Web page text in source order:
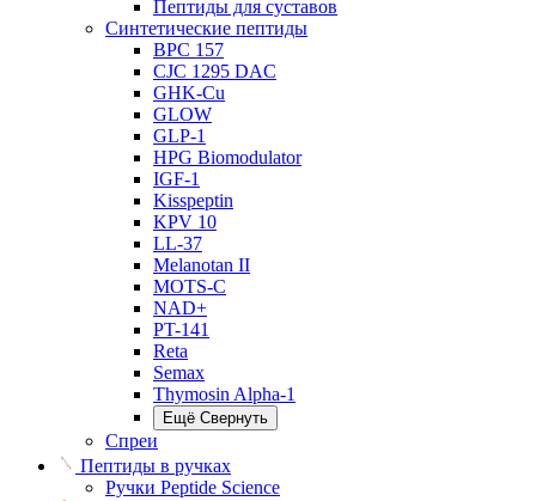
Пептиды для суставов
Синтетические пептиды
BPC 157
CJC 1295 DAC
GHK-Cu
GLOW
GLP-1
HPG Biomodulator
IGF-1
Kisspeptin
KPV 10
LL-37
Melanotan II
MOTS-C
NAD+
PT-141
Reta
Semax
Thymosin Alpha-1
Ещё Свернуть
Спреи
Пептиды в ручках
Ручки Peptide Science